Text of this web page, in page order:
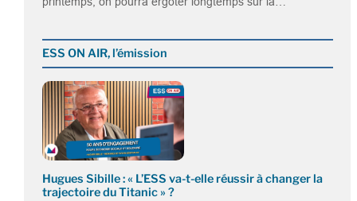
ESS ON AIR, l’émission
Hugues Sibille : « L’ESS va-t-elle réussir à changer la
trajectoire du Titanic » ?